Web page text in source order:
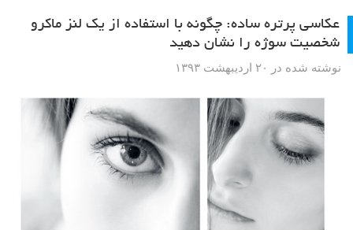
عکاسی پرتره ساده: چگونه با استفاده از یک لنز ماکرو
شخصیت سوژه را نشان دهید
نوشته شده در ۲۰ اردیبهشت ۱۳۹۳